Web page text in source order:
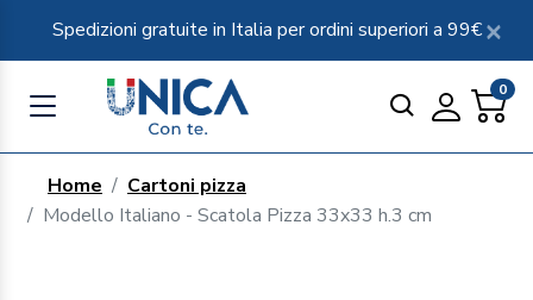
Spedizioni gratuite in Italia per ordini superiori a 99€
0
Home
Cartoni pizza
Modello Italiano - Scatola Pizza 33x33 h.3 cm